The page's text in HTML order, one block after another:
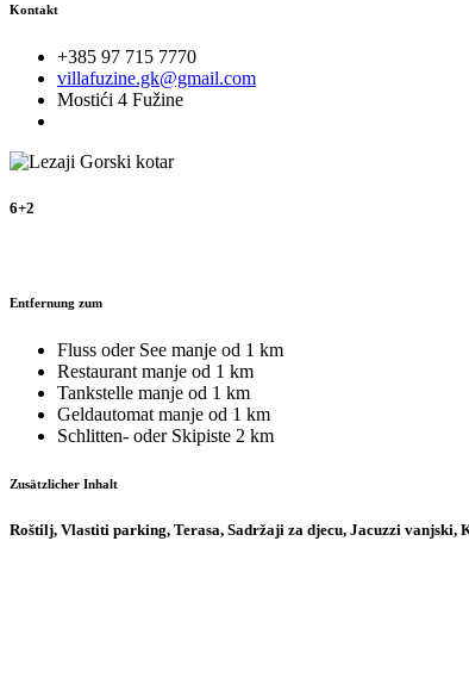
Kontakt
+385 97 715 7770
villafuzine.gk@gmail.com
Mostići 4 Fužine
6+2
Entfernung zum
Fluss oder See manje od 1 km
Restaurant manje od 1 km
Tankstelle manje od 1 km
Geldautomat manje od 1 km
Schlitten- oder Skipiste 2 km
Zusätzlicher Inhalt
Roštilj, Vlastiti parking, Terasa, Sadržaji za djecu, Jacuzzi vanjski,